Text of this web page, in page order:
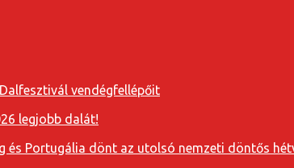
vendégfellépőit
legjobb dalát!
és Portugália dönt az utolsó nemzeti döntős